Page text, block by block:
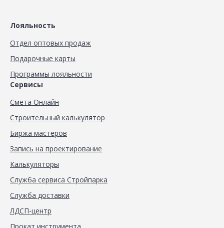
Лояльность
Отдел оптовых продаж
Подарочные карты
Программы лояльности
Сервисы
Смета Онлайн
Строительный калькулятор
Биржа мастеров
Запись на проектирование
Калькуляторы
Служба сервиса Стройпарка
Служба доставки
ЛДСП-центр